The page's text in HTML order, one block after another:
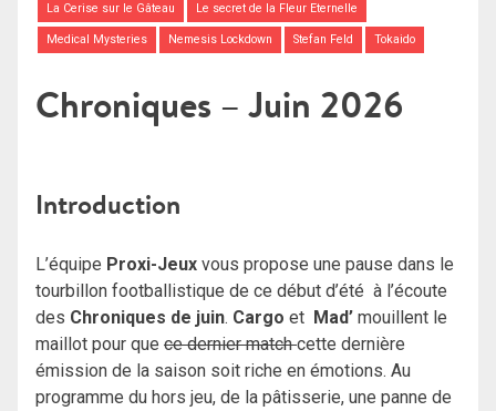
La Cerise sur le Gâteau Le secret de la Fleur Eternelle
Medical Mysteries Nemesis Lockdown Stefan Feld Tokaido
Chroniques – Juin 2026
Introduction
L’équipe Proxi-Jeux vous propose une pause dans le
tourbillon footballistique de ce début d’été à l’écoute
des Chroniques de juin. Cargo et Mad’ mouillent le
maillot pour que ce dernier matchcette dernière
émission de la saison soit riche en émotions. Au
programme du hors jeu, de la pâtisserie, une panne de